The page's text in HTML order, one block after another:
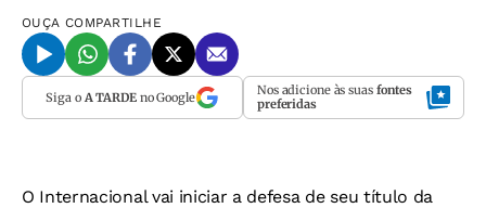
OUÇA COMPARTILHE
Siga o A TARDEno Google Nos adicione às suas fontes
preferidas
O Internacional vai iniciar a defesa de seu título da